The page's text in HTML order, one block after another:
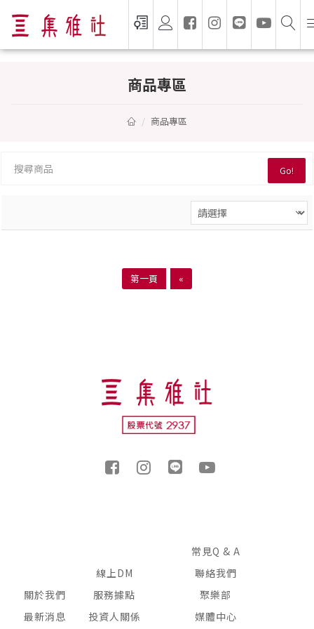
商品專區 — 集雅社推薦選購
商品專區
商品專區
Go!
第一頁 «
關於我們
最新消息
線上DM
服務據點
投資人關係
常見Q & A
聯絡我們
聚樂部
媒體中心